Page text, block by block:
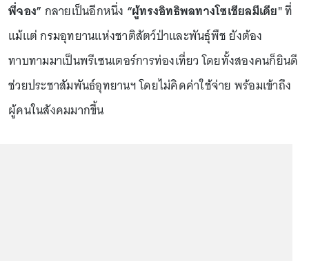
พี่จอง” กลายเป็นอีกหนึ่ง “ผู้ทรงอิทธิพลทางโซเชียลมีเดีย"ที่
แม้แต่ กรมอุทยานแห่งชาติสัตว์ป่าและพันธุ์พืช ยังต้อง
ทาบทามมาเป็นพรีเซนเตอร์การท่องเที่ยว โดยทั้งสองคนก็ยินดี
ช่วยประชาสัมพันธ์อุทยานฯ โดยไม่คิดค่าใช้จ่าย พร้อมเข้าถึง
ผู้คนในสังคมมากขึ้น